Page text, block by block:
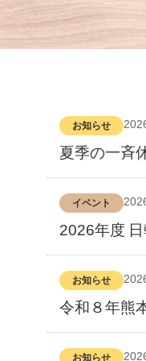
お知らせ
夏季の一斉
イベント
2026年度
お知らせ
令和８年熊
お知らせ